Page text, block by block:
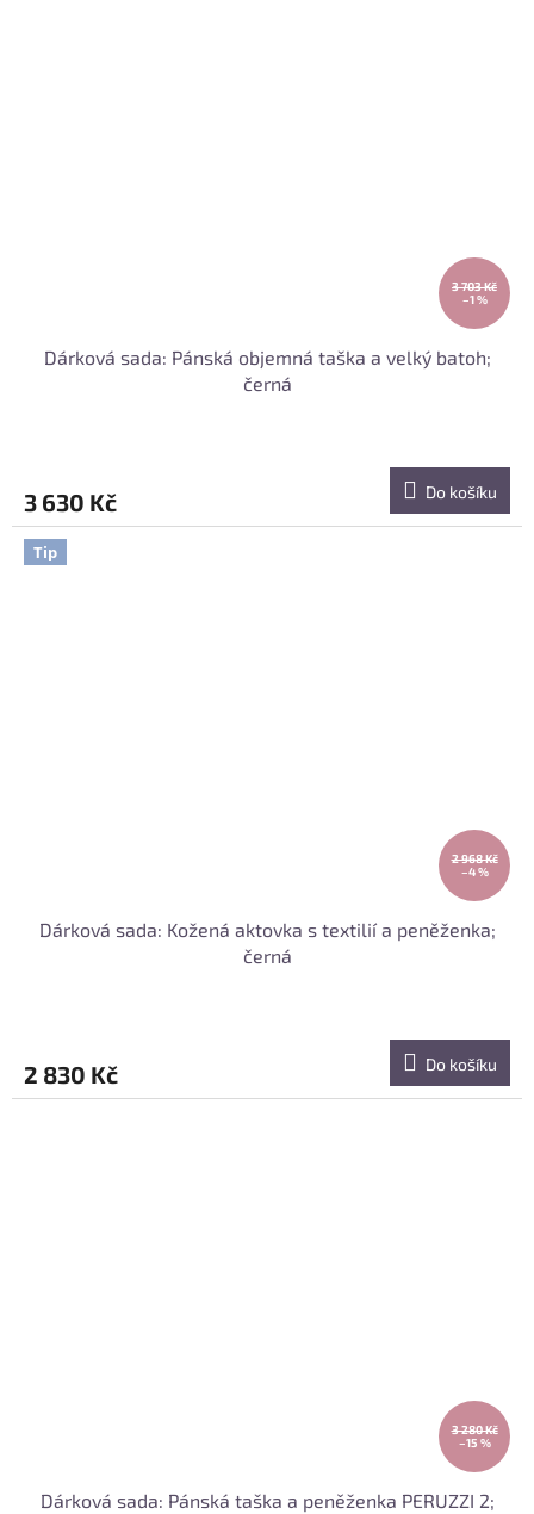
3 703 Kč
–1 %
Dárková sada: Pánská objemná taška a velký batoh;
černá
3 630 Kč Do košíku
Tip
2 968 Kč
–4 %
Dárková sada: Kožená aktovka s textilií a peněženka;
černá
2 830 Kč Do košíku
3 280 Kč
–15 %
Dárková sada: Pánská taška a peněženka PERUZZI 2;